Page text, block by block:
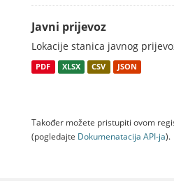
Javni prijevoz
Lokacije stanica javnog
PDF XLSX CSV JSON
Također možete pristupiti ovom
(pogledajte Dokumenаtаcijа API-jа).